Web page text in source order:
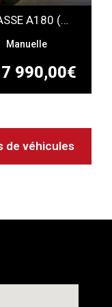
Mercedes-Benz CLASSE A180 (W176) 1.6i AMG LINE
990,00€
Manuelle
de véhicules